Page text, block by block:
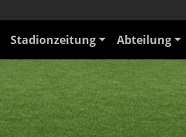
Stadionzeitung Abteilung